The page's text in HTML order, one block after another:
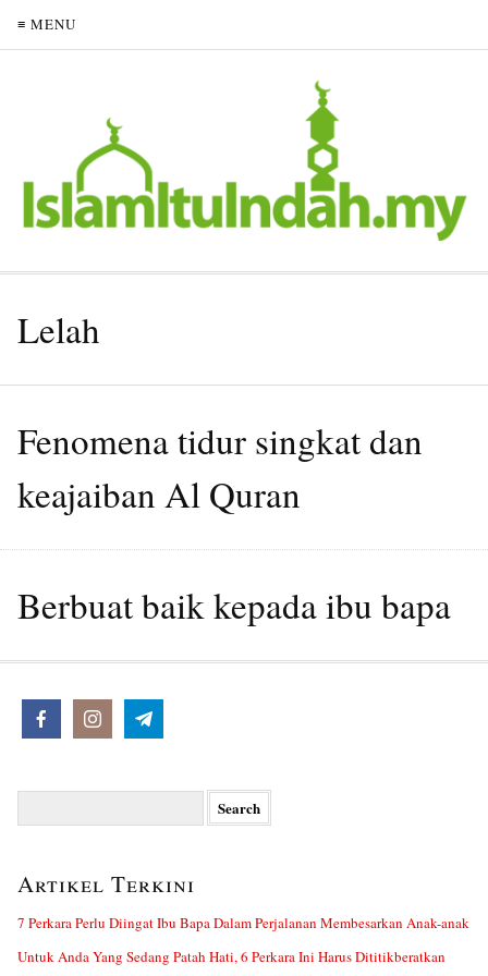
≡ MENU
Lelah
Fenomena tidur singkat dan
keajaiban Al Quran
Berbuat baik kepada ibu bapa
Artikel Terkini
7 Perkara Perlu Diingat Ibu Bapa Dalam Perjalanan Membesarkan Anak-anak
Untuk Anda Yang Sedang Patah Hati, 6 Perkara Ini Harus Dititikberatkan